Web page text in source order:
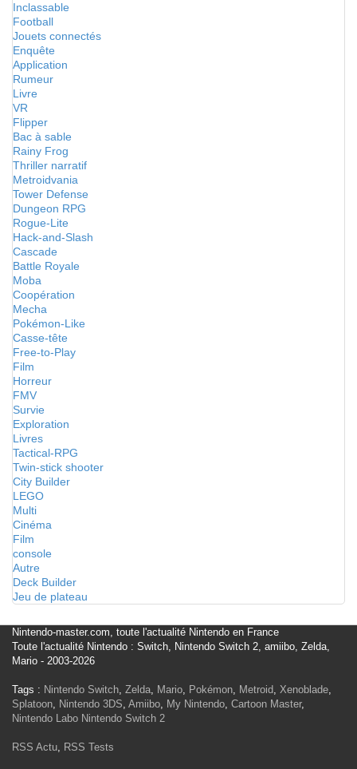
Inclassable
Football
Jouets connectés
Enquête
Application
Rumeur
Livre
VR
Flipper
Bac à sable
Rainy Frog
Thriller narratif
Metroidvania
Tower Defense
Dungeon RPG
Rogue-Lite
Hack-and-Slash
Cascade
Battle Royale
Moba
Coopération
Mecha
Pokémon-Like
Casse-tête
Free-to-Play
Film
Horreur
FMV
Survie
Exploration
Livres
Tactical-RPG
Twin-stick shooter
City Builder
LEGO
Multi
Cinéma
Film
console
Autre
Deck Builder
Jeu de plateau
Nintendo-master.com, toute l'actualité Nintendo en France
Toute l'actualité Nintendo : Switch, Nintendo Switch 2, amiibo, Zelda,
Mario - 2003-2026
Tags : Nintendo Switch, Zelda, Mario, Pokémon, Metroid, Xenoblade,
Splatoon, Nintendo 3DS, Amiibo, My Nintendo, Cartoon Master,
Nintendo Labo Nintendo Switch 2
RSS Actu, RSS Tests